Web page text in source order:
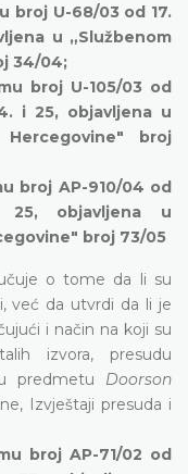
broj U-68/03 od 17.
u „Službenom
34/04;
broj U-105/03 od
i 25, objavljena u
broj
broj AP-910/04 od
objavljena u
broj 73/05
o tome da li su
već da utvrdi da li je
i način na koji su
izvora, presudu
predmetu Doorson
Izvještaji presuda i
broj AP-71/02 od